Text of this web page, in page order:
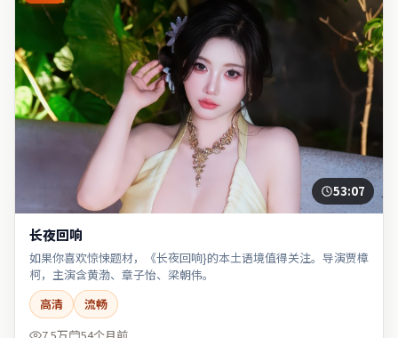
53:07
长夜回响
如果你喜欢惊悚题材，《长夜回响}的本土语境值得关注。导演贾樟
柯，主演含黄渤、章子怡、梁朝伟。
高清
流畅